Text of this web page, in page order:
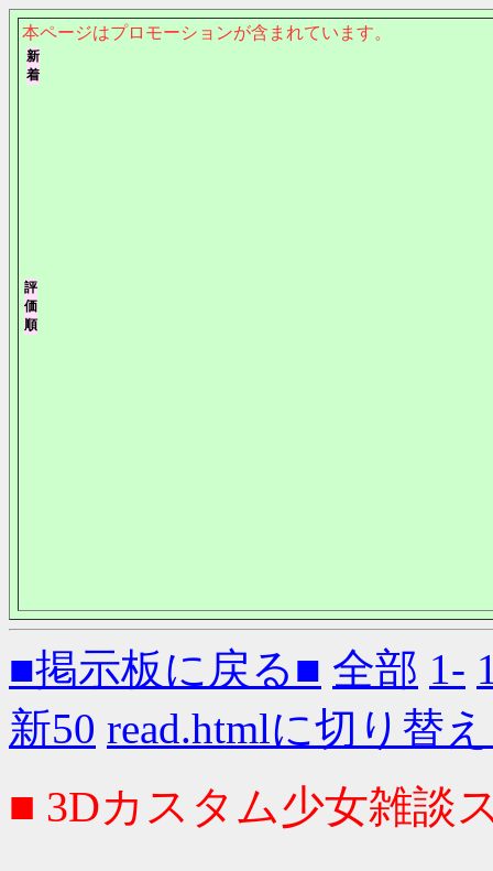
本ページはプロモーションが含まれています。
■掲示板に戻る■ 全部 1-
新50 read.htmlに切り替
■ 3Dカスタム少女雑談